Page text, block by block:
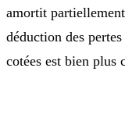
amortit
déduction des
cotées est bien plus